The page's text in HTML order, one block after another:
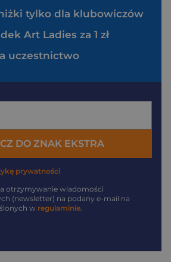
tylko dla klubowiczów
Art Ladies za 1 zł
uczestnictwo
DO ZNAK EKSTRA
prywatności
otrzymywanie wiadomości
(newsletter) na podany e-mail na
w regulaminie.